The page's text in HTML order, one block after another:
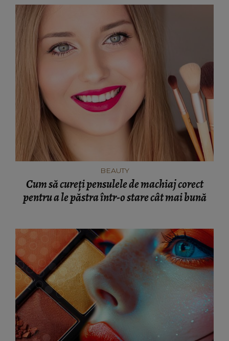
BEAUTY
Cum să cureți pensulele de machiaj corect
pentru a le păstra într-o stare cât mai bună